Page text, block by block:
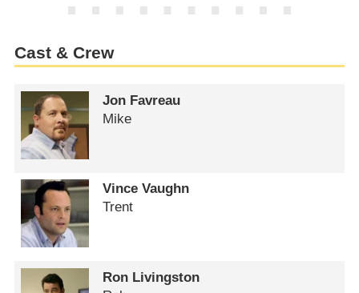
Cast & Crew
Jon Favreau
Mike
Vince Vaughn
Trent
Ron Livingston